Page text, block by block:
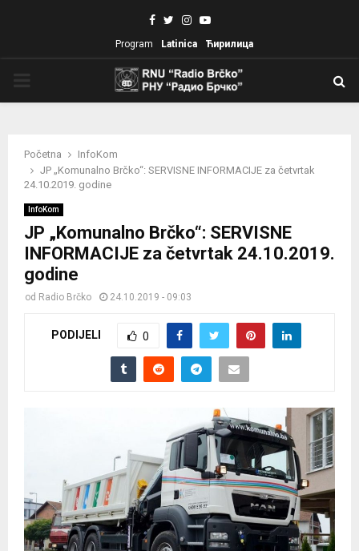
Facebook
TwitterInstagram
Youtube
Program Latinica Ћирилица
Početna
InfoKom
JP „Komunalno Brčko“: SERVISNE INFORMACIJE za četvrtak
24.10.2019. godine
InfoKom
JP „Komunalno Brčko“: SERVISNE
INFORMACIJE za četvrtak 24.10.2019.
godine
od Radio Brčko 24.10.2019 - 09:03
PODIJELI 0